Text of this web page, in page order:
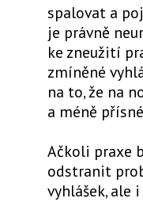
spalovat a
je právně
ke zneužití
zmíněné
na to, že na
a méně
Ačkoli praxe
odstranit
vyhlášek, ale